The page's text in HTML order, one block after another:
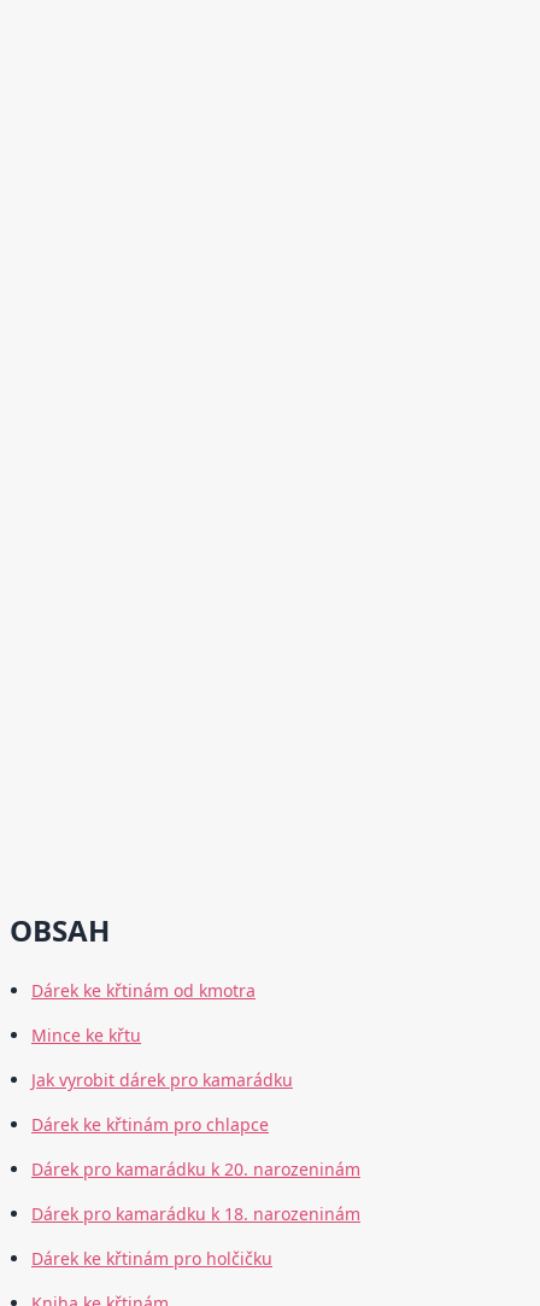
OBSAH
Dárek ke křtinám od kmotra
Mince ke křtu
Jak vyrobit dárek pro kamarádku
Dárek ke křtinám pro chlapce
Dárek pro kamarádku k 20. narozeninám
Dárek pro kamarádku k 18. narozeninám
Dárek ke křtinám pro holčičku